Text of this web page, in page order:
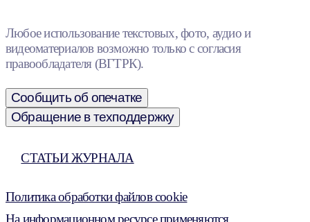
Любое использование текстовых, фото, аудио и
видеоматериалов возможно только с согласия
правообладателя (ВГТРК).
Сообщить об опечатке
Обращение в техподдержку
СТАТЬИ ЖУРНАЛА
Политика обработки файлов cookie
На информационном ресурсе применяются